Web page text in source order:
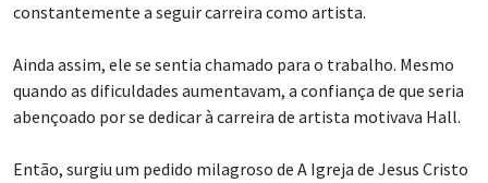
constantemente a seguir carreira como artista.
Ainda assim, ele se sentia chamado para o trabalho. Mesmo
quando as dificuldades aumentavam, a confiança de que seria
abençoado por se dedicar à carreira de artista motivava Hall.
Então, surgiu um pedido milagroso de A Igreja de Jesus Cristo